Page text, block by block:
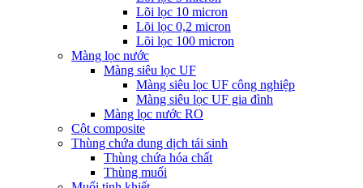
Lõi lọc 10 micron
Lõi lọc 0,2 micron
Lõi lọc 100 micron
Màng lọc nước
Màng siêu lọc UF
Màng siêu lọc UF công nghiệp
Màng siêu lọc UF gia đình
Màng lọc nước RO
Cột composite
Thùng chứa dung dịch tái sinh
Thùng chứa hóa chất
Thùng muối